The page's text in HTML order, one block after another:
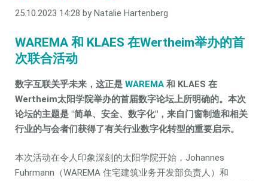
25.10.2023 14:28 by Natalie Hartenberg
WAREMA 和 KLAES 在Wertheim举办的首
次联合活动
数字互联关乎未来，这正是 WAREMA和 KLAES 在
Wertheim太阳学院举办的首届数字论坛上所明确的。本次
论坛的主题是 "简单、安全、数字化"，来自门窗制造和相关
行业的与会者们获得了有关行业数字化转型的重要启示。
本次活动在令人印象深刻的太阳学院开始，Johannes
Fuhrmann（WAREMA 住宅建筑业务开发部负责人）和